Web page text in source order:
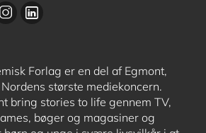
Forlag er en del af Egmont,
største mediekoncern.
bring stories to life gennem TV,
bøger og magasiner og